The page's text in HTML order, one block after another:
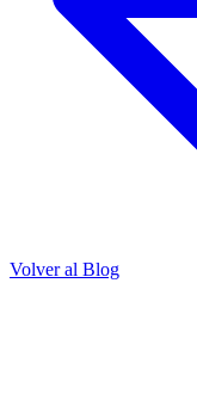
Volver al Blog